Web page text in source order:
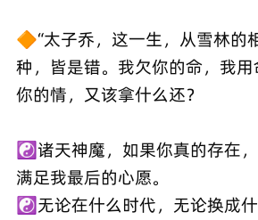
🔶“太子乔，这一生，从雪林的
种，皆是错。我欠你的命，我
你的情，又该拿什么还？
☯️诸天神魔，如果你真的存在
满足我最后的心愿。
☯️无论在什么时代，无论换成